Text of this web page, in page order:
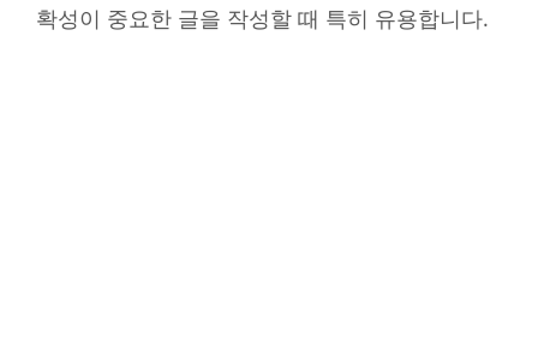
확성이 중요한 글을 작성할 때 특히 유용합니다.